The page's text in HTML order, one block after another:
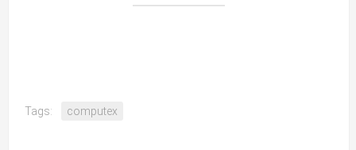
Tags: computex